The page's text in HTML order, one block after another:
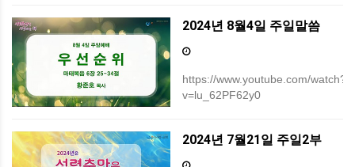
2024년 8월4일 주일말씀
https://www.youtube.com/watch?
v=lu_62PF62y0
2024년 7월21일 주일2부